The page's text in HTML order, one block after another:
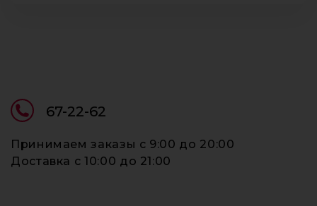
67-22-62
Принимаем заказы c 9:00 до 20:00
Доставка c 10:00 до 21:00